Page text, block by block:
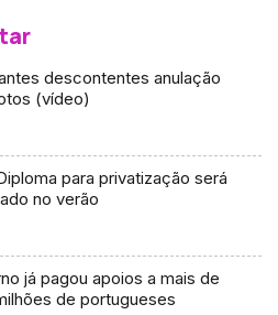
descontentes anulação
(vídeo)
para privatização será
no verão
já pagou apoios a mais de
de portugueses